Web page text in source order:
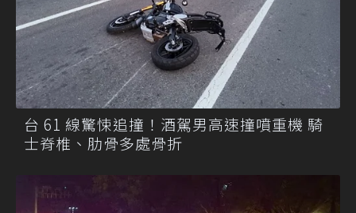
台 61 線驚悚追撞！酒駕男高速撞噴重機 騎
士脊椎、肋骨多處骨折